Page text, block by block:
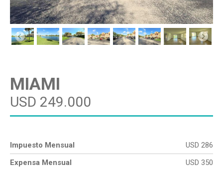
MIAMI
USD 249.000
Impuesto Mensual
USD 286
Expensa Mensual
USD 350